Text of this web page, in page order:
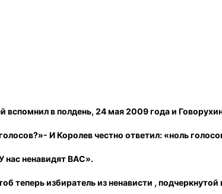
вспомнил в полдень, 24 мая 2009 года и
И Королев честно ответил: «ноль
нас ненавидят ВАС».
теперь избиратель из ненависти ,